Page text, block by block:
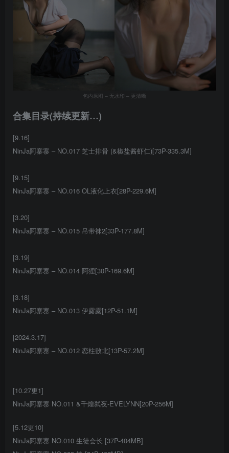
包内原图 – 无水印 – 更清晰
合集目录(持续更新…)
[9.16]
NinJa阿寨寨 – NO.017 芝士排骨 (&椒盐酱虾仁)[73P-335.3M]
[9.15]
NinJa阿寨寨 – NO.016 OL液化上衣[28P-229.6M]
[3.20]
NinJa阿寨寨 – NO.015 吊带袜2[33P-177.8M]
[3.19]
NinJa阿寨寨 – NO.014 阿狸[30P-169.6M]
[3.18]
NinJa阿寨寨 – NO.013 伊露露[12P-51.1M]
[2024.3.17]
NinJa阿寨寨 – NO.012 恋柱败北[13P-57.2M]
[10.27更1]
NinJa阿寨寨 NO.011 &千煌弑夜-EVELYNN[20P-256M]
[5.12更10]
NinJa阿寨寨 NO.010 生徒会长 [37P-404MB]